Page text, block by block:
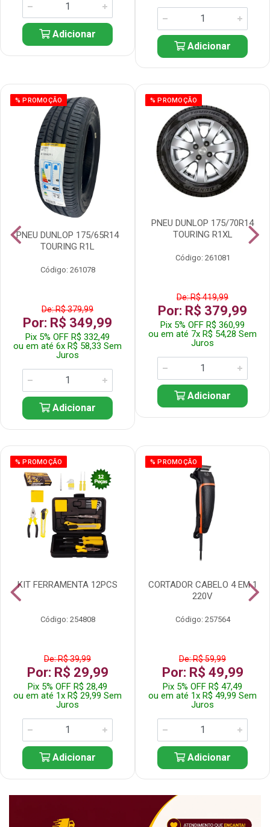
Adicionar
Adicionar
% PROMOÇÃO
PNEU DUNLOP 175/65R14
TOURING R1L
Código: 261078
De: R$ 379,99
Por: R$ 349,99
Pix 5% OFF R$ 332,49
ou em até 6x R$ 58,33 Sem
Juros
Adicionar
% PROMOÇÃO
PNEU DUNLOP 175/70R14
TOURING R1XL
Código: 261081
De: R$ 419,99
Por: R$ 379,99
Pix 5% OFF R$ 360,99
ou em até 7x R$ 54,28 Sem
Juros
Adicionar
% PROMOÇÃO
KIT FERRAMENTA 12PCS
Código: 254808
De: R$ 39,99
Por: R$ 29,99
Pix 5% OFF R$ 28,49
ou em até 1x R$ 29,99 Sem
Juros
Adicionar
% PROMOÇÃO
CORTADOR CABELO 4 EM 1
220V
Código: 257564
De: R$ 59,99
Por: R$ 49,99
Pix 5% OFF R$ 47,49
ou em até 1x R$ 49,99 Sem
Juros
Adicionar